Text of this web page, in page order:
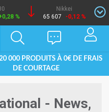
%
Nikkei
65 607
-0,12 %
000 PRODUITS À 0€ DE FRAIS
DE COURTAGE
- News,